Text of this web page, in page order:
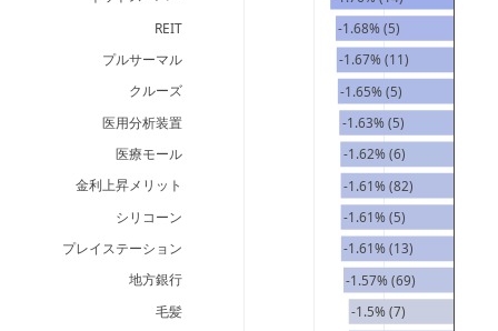
-1.5% (7)
-1.57% (69)
-1.61% (13)
-1.61% (5)
-1.61% (82)
-1.62% (6)
-1.63% (5)
-1.65% (5)
-1.67% (11)
-1.68% (5)
毛髪
地方銀行
プレイステーション
シリコーン
金利上昇メリット
医療モール
医用分析装置
クルーズ
プルサーマル
REIT